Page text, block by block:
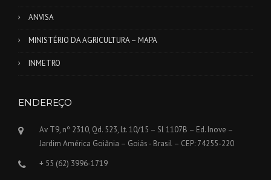
ANVISA
MINISTÉRIO DA AGRICULTURA – MAPA
INMETRO
ENDEREÇO
Av T9, nº 2310, Qd. 523, Lt. 10/15 – Sl 1107B – Ed. Inove –
Jardim América Goiânia – Goiás - Brasil – CEP: 74255-220
+ 55 (62) 3996-1719